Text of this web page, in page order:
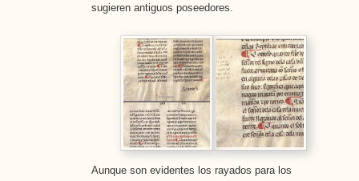
sugieren antiguos poseedores.
Aunque son evidentes los rayados para los